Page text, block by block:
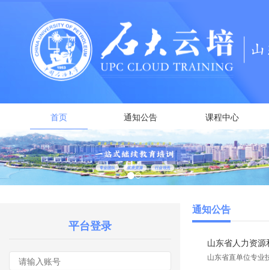
首页 通知公告 课程中心
平台登录
通知公告
山东省人力资
山东省直单位专业